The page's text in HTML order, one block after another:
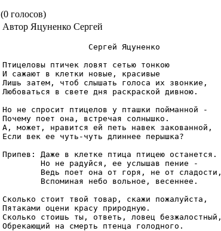
(0 голосов)
Автор Яцуненко Сергей
                  Сергей Яцуненко
Птицеловы птичек ловят сетью тонкою
И сажают в клетки новые, красивые
Лишь затем, чтоб слышать голоса их звонкие,
Любоваться в свете дня раскраской дивною.
Но не спросит птицелов у пташки пойманной -
Почему поет она, встречая солнышко.
А, может, нравится ей петь навек закованной,
Если век ее чуть-чуть длиннее перышка?
Припев: Даже в клетке птица птицею останется.
        Но не радуйся, ее услышав пение -
        Ведь поет она от горя, не от сладости,
        Вспоминая небо вольное, весеннее.
Сколько стоит твой товар, скажи пожалуйста,
Пятаками оцени красу природную.
Сколько стоишь ты, ответь, ловец безжалостный,
Обрекающий на смерть птенца голодного.